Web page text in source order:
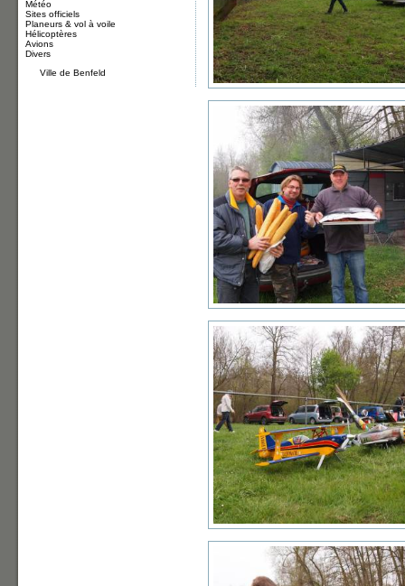
Météo
Sites officiels
Planeurs & vol à voile
Hélicoptères
Avions
Divers
Ville de Benfeld